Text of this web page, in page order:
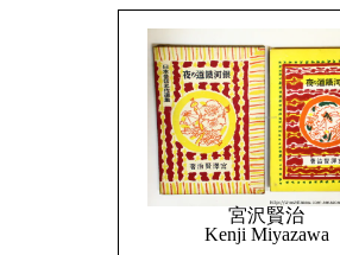
宮沢賢治
Kenji Miyazawa